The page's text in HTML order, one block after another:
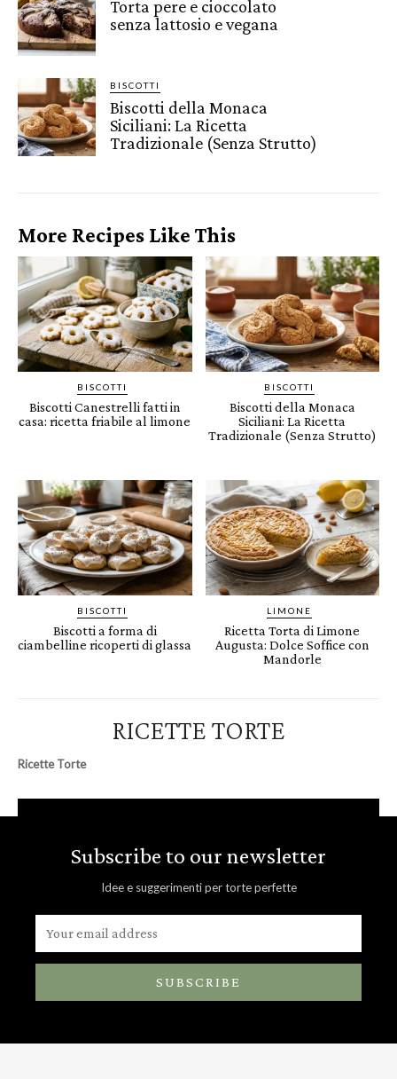
Torta pere e cioccolato
senza lattosio e vegana
BISCOTTI
Biscotti della Monaca
Siciliani: La Ricetta
Tradizionale (Senza Strutto)
More Recipes Like This
BISCOTTI
Biscotti Canestrelli fatti in
casa: ricetta friabile al limone
BISCOTTI
Biscotti della Monaca
Siciliani: La Ricetta
Tradizionale (Senza Strutto)
BISCOTTI
Biscotti a forma di
ciambelline ricoperti di glassa
LIMONE
Ricetta Torta di Limone
Augusta: Dolce Soffice con
Mandorle
RICETTE TORTE
Ricette Torte
Subscribe to our newsletter
Idee e suggerimenti per torte perfette
SUBSCRIBE